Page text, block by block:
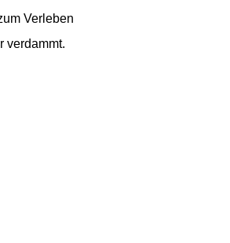
Verleben
verdammt.